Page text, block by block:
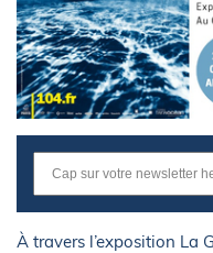
À travers l’exposition La